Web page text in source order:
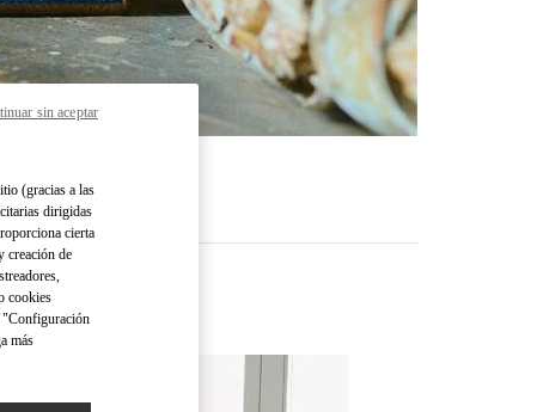
(gracias a las
dirigidas
cierta
creación de
cookies
"Configuración
más
sin aceptar